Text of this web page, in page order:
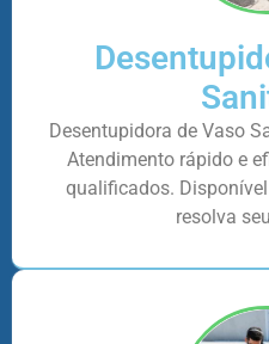
Desentupidora de Vaso
Atendimento rápido e
qualificados.
resolva